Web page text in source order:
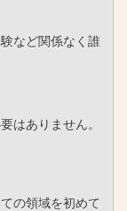
など関係なく誰
はありません。
の領域を初めて